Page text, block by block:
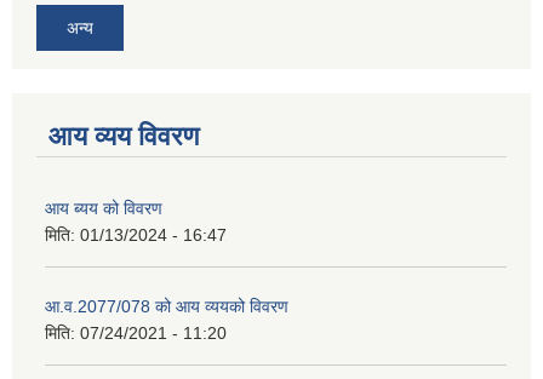
अन्य
आय व्यय विवरण
आय ब्यय को विवरण
मिति: 01/13/2024 - 16:47
आ.व.2077/078 को आय व्ययको विवरण
मिति: 07/24/2021 - 11:20